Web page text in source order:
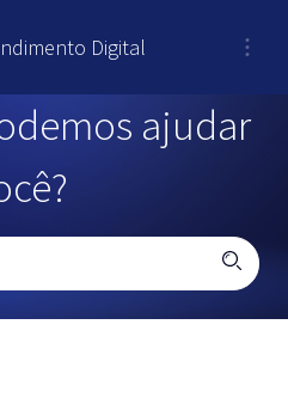
Digital
ajudar